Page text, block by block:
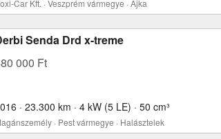
Car Kft. · Veszprém vármegye · Ajka
Senda Drd x-treme
000 Ft
· 23.300 km · 4 kW (5 LE) · 50 cm³
· Pest vármegye · Halásztelek